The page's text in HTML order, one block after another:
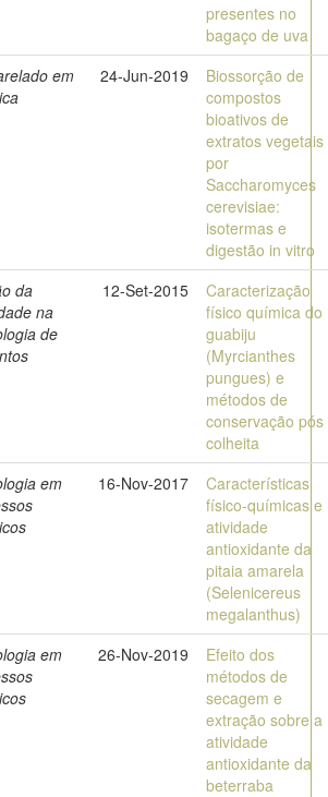
presentes no
bagaço de uva
em
24-Jun-2019
Biossorção de
compostos
bioativos de
extratos vegetais
por
Saccharomyces
cerevisiae:
isotermas e
digestão in vitro
da
na
de
12-Set-2015
Caracterização
físico química do
guabiju
(Myrcianthes
pungues) e
métodos de
conservação pós
colheita
em
16-Nov-2017
Características
físico-químicas e
atividade
antioxidante da
pitaia amarela
(Selenicereus
megalanthus)
em
26-Nov-2019
Efeito dos
métodos de
secagem e
extração sobre a
atividade
antioxidante da
beterraba